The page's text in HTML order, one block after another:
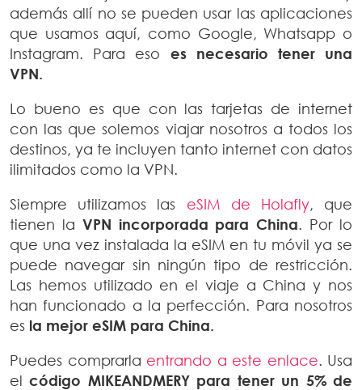
además allí no se pueden usar las aplicaciones
que usamos aquí, como Google, Whatsapp o
Instagram. Para eso es necesario tener una
VPN.
Lo bueno es que con las tarjetas de internet
con las que solemos viajar nosotros a todos los
destinos, ya te incluyen tanto internet con datos
ilimitados como la VPN.
Siempre utilizamos las eSIM de Holafly, que
tienen la VPN incorporada para China. Por lo
que una vez instalada la eSIM en tu móvil ya se
puede navegar sin ningún tipo de restricción.
Las hemos utilizado en el viaje a China y nos
han funcionado a la perfección. Para nosotros
es la mejor eSIM para China.
Puedes comprarla entrando a este enlace. Usa
elcódigo MIKEANDMERY para tener un 5% de